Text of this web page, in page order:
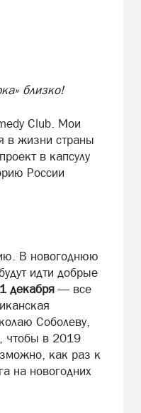
близко!
Club. Мои
в жизни страны
в капсулу
России
В новогоднюю
идти добрые
декабря — все
Соболеву,
чтобы в 2019
как раз к
на новогодних